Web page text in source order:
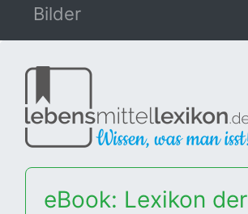
Bilder
eBook: Lexikon der